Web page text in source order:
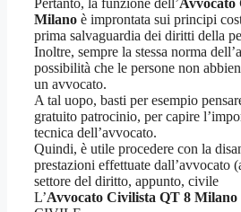
Pertanto, la funzione dell’Avvocato
Milano è improntata sui principi
prima salvaguardia dei diritti della
Inoltre, sempre la stessa norma
possibilità che le persone non
un avvocato.
A tal uopo, basti per esempio
gratuito patrocinio, per capire
tecnica dell’avvocato.
Quindi, è utile procedere con la
prestazioni effettuate dall’avvocato
settore del diritto, appunto, civile
L’Avvocato Civilista QT 8 Milano